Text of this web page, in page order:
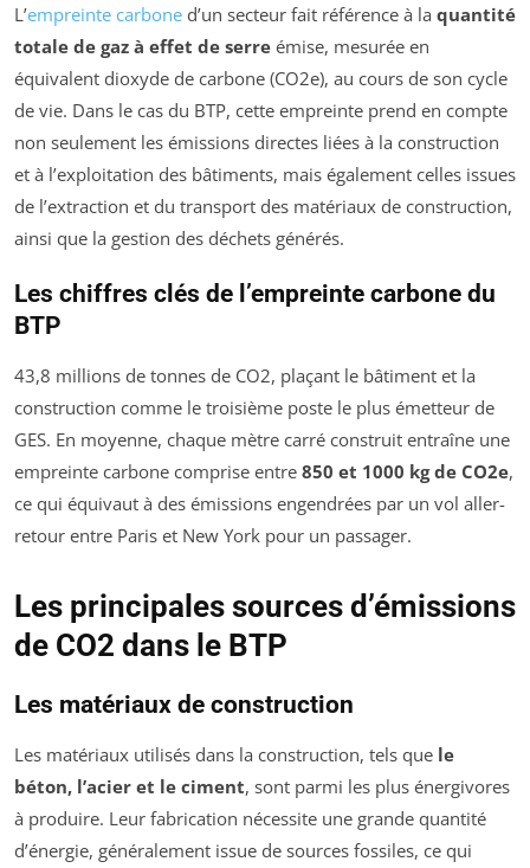
L’empreinte carbone d’un secteur fait référence à la quantité
totale de gaz à effet de serre émise, mesurée en
équivalent dioxyde de carbone (CO2e), au cours de son cycle
de vie. Dans le cas du BTP, cette empreinte prend en compte
non seulement les émissions directes liées à la construction
et à l’exploitation des bâtiments, mais également celles issues
de l’extraction et du transport des matériaux de construction,
ainsi que la gestion des déchets générés.
Les chiffres clés de l’empreinte carbone du
BTP
43,8 millions de tonnes de CO2, plaçant le bâtiment et la
construction comme le troisième poste le plus émetteur de
GES. En moyenne, chaque mètre carré construit entraîne une
empreinte carbone comprise entre 850 et 1000 kg de CO2e,
ce qui équivaut à des émissions engendrées par un vol aller-
retour entre Paris et New York pour un passager.
Les principales sources d’émissions
de CO2 dans le BTP
Les matériaux de construction
Les matériaux utilisés dans la construction, tels que le
béton, l’acier et le ciment, sont parmi les plus énergivores
à produire. Leur fabrication nécessite une grande quantité
d’énergie, généralement issue de sources fossiles, ce qui